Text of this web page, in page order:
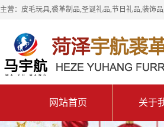
主营：皮毛玩具,裘革制品,圣诞礼品,节日礼品,装饰
网站首页 关于